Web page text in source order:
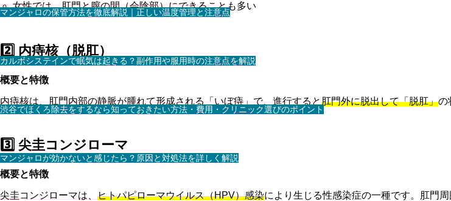
マンジャロの保管方法を徹底解説｜正しい温度管理と注意点
カルボシステインで眠気は起きる？副作用や服用時の注意点を解説
渋谷でほくろ除去をするなら知っておきたい方法・費用・クリニック選びのポイント
マンジャロが効かないと感じたら？原因と対処法を詳しく解説
女性では、肛門と膣の間（会陰部）にできることも多い
2️⃣ 内痔核（脱肛）
概要と特徴
内痔核は、肛門内部の静脈が腫れて形成される「いぼ痔」で、進行すると肛門外に脱出して「脱肛」の
3️⃣ 尖圭コンジローマ
概要と特徴
尖圭コンジローマは、 ヒトパピローマウイルス（HPV）感染により生じる性感染症の一種です。肛門